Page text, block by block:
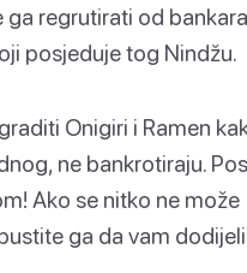
regrutirati od
posjeduje tog Nindžu.
Onigiri i Ramen
ne bankrotiraju.
Ako se nitko ne može
ga da vam